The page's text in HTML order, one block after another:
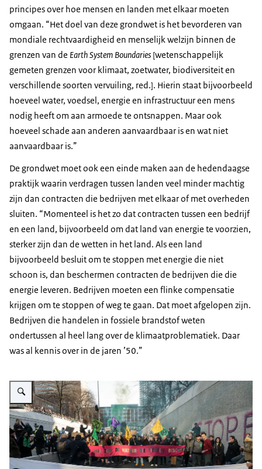
principes over hoe mensen en landen met elkaar moeten
omgaan. “Het doel van deze grondwet is het bevorderen van
mondiale rechtvaardigheid en menselijk welzijn binnen de
grenzen van de Earth System Boundaries [wetenschappelijk
gemeten grenzen voor klimaat, zoetwater, biodiversiteit en
verschillende soorten vervuiling, red.]. Hierin staat bijvoorbeeld
hoeveel water, voedsel, energie en infrastructuur een mens
nodig heeft om aan armoede te ontsnappen. Maar ook
hoeveel schade aan anderen aanvaardbaar is en wat niet
aanvaardbaar is.”
De grondwet moet ook een einde maken aan de hedendaagse
praktijk waarin verdragen tussen landen veel minder machtig
zijn dan contracten die bedrijven met elkaar of met overheden
sluiten. “Momenteel is het zo dat contracten tussen een bedrijf
en een land, bijvoorbeeld om dat land van energie te voorzien,
sterker zijn dan de wetten in het land. Als een land
bijvoorbeeld besluit om te stoppen met energie die niet
schoon is, dan beschermen contracten de bedrijven die die
energie leveren. Bedrijven moeten een flinke compensatie
krijgen om te stoppen of weg te gaan. Dat moet afgelopen zijn.
Bedrijven die handelen in fossiele brandstof weten
ondertussen al heel lang over de klimaatproblematiek. Daar
was al kennis over in de jaren ’50.”
Vergroot afbeelding Extinction Rebellion op de A12 Den Haag